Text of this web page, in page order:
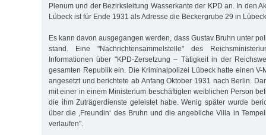
Plenum und der Bezirksleitung Wasserkante der KPD an. In den
Lübeck ist für Ende 1931 als Adresse die Beckergrube 29 in
Es kann davon ausgegangen werden, dass Gustav Bruhn unter
stand. Eine "Nachrichtensammelstelle" des
Informationen über "KPD-Zersetzung – Tätigkeit in der
gesamten Republik ein. Die Kriminalpolizei Lübeck hatte einen V-
angesetzt und berichtete ab Anfang Oktober 1931 nach Berlin.
mit einer in einem Ministerium beschäftigten weiblichen Person
die ihm Zuträgerdienste geleistet habe. Wenig später wurde
über die ‚Freundin‘ des Bruhn und die angebliche Villa in
verlaufen".